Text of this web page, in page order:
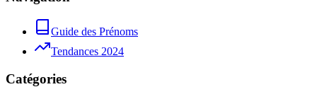
Guide des Prénoms
Tendances 2024
Catégories